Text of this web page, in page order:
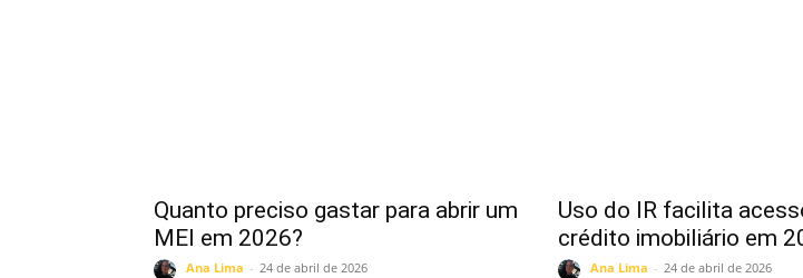
Quanto preciso gastar para abrir um
MEI em 2026?
Ana Lima - 24 de abril de 2026
Uso do IR facilita
crédito imobiliário em
Ana Lima - 24 de abril de 2026